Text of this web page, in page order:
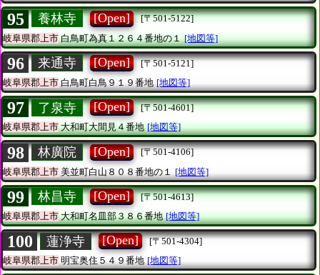
95 養林寺 [Open]
[〒501-5122]
岐阜県郡上市白鳥町為真１２６４番地の１ [地図等]
96 来通寺 [Open]
[〒501-5121]
岐阜県郡上市 白鳥町白鳥９１９番地 [地図等]
97 了泉寺 [Open]
[〒501-4601]
岐阜県郡上市大和町大間見４番地 [地図等]
98 林廣院 [Open]
[〒501-4106]
岐阜県郡上市 美並町白山８０８番地の１ [地図等]
99 林昌寺 [Open]
[〒501-4613]
岐阜県郡上市大和町名皿部３８６番地 [地図等]
100 蓮浄寺 [Open]
[〒501-4304]
岐阜県郡上市明宝奥住５４９番地 [地図等]